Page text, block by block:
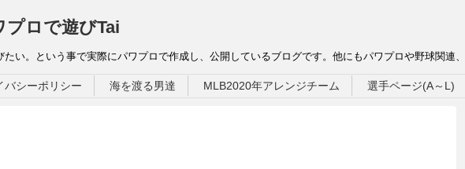
プロで遊びTai
たい。という事で実際にパワプロで作成し、公開しているブログです。他にもパワプロや野球関連
バシーポリシー 海を渡る男達 MLB2020年アレンジチーム 選手ページ(A～L)